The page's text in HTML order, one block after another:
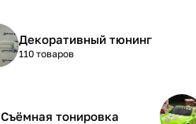
Декоративный тюнинг
110 товаров
Съёмная тонировка